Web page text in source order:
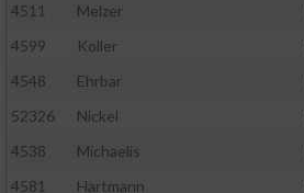
4511
Melzer
4599
Koller
4548
Ehrbar
52326
Nickel
4538
Michaelis
4581
Hartmann